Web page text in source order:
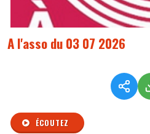
A l'asso du 03 07 2026
ÉCOUTEZ